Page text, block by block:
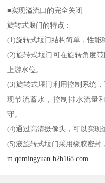
■实现溢流口的完全关闭
旋转式堰门的特点：
(1)旋转式堰门结构简单，性能
(2)旋转式堰门可在旋转角度
上游水位。
(3)旋转式堰门利用控制系统
现节流蓄水，控制排水流量
守。
(4)通过高清摄像头，可以实现
(5)液旋转式堰门采用橡胶密封
m.qdmingyuan.b2b168.com